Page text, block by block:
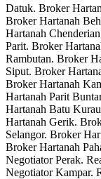
Datuk. Broker
Broker Hartanah
Hartanah
Parit. Broker
Rambutan. Broker
Siput. Broker
Broker Hartanah
Hartanah Parit
Hartanah Batu
Hartanah Gerik.
Selangor. Broker
Broker Hartanah
Negotiator Perak.
Negotiator Kampar.